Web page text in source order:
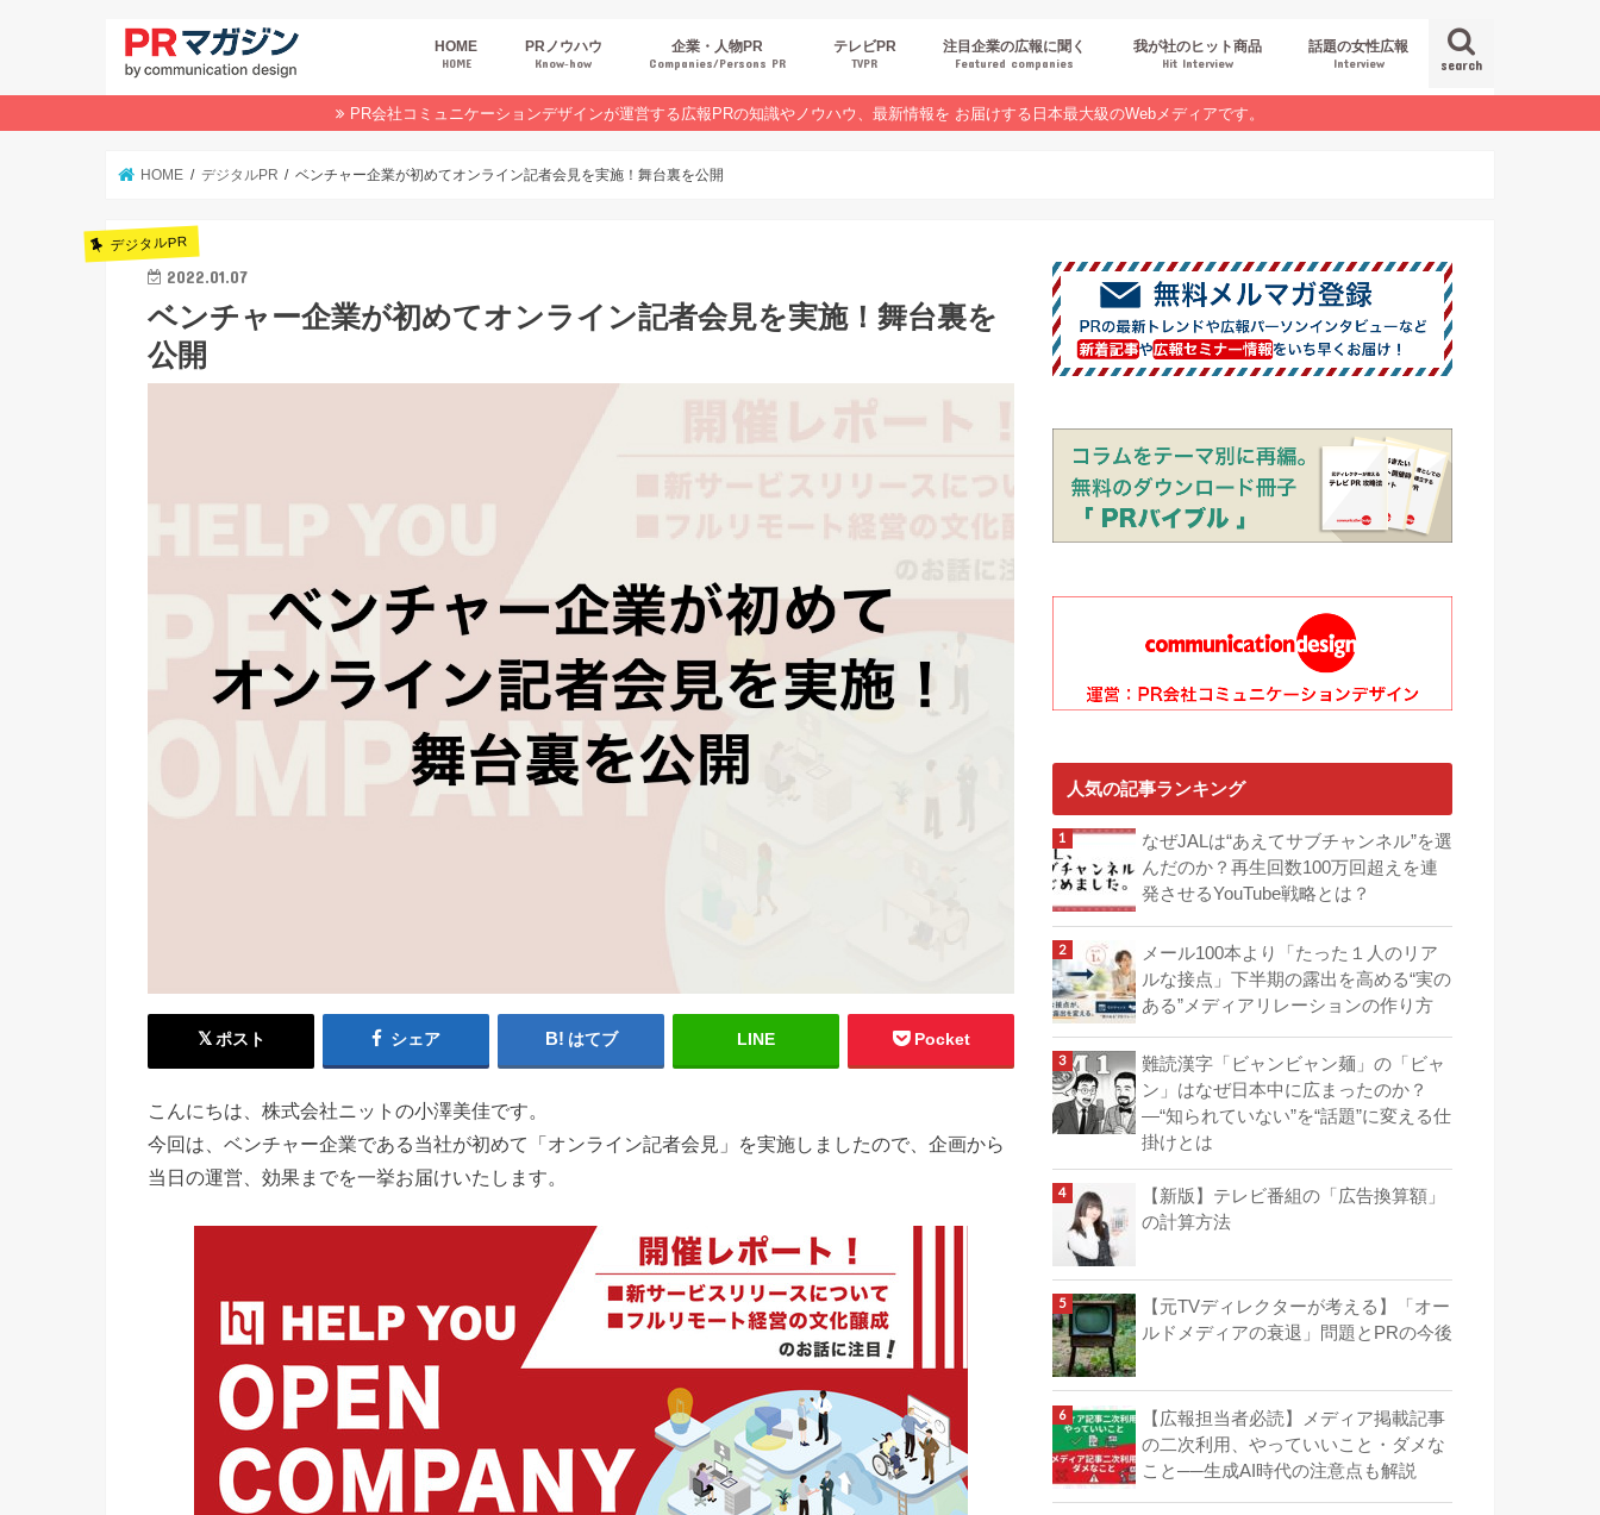
search
HOME
HOME
PRノウハウ
Know‐how
広報スキルUP
商品・サービスPR
デジタルPR
PRトレンド
イベントPR
業界コラム
オンラインセミナーレポート
企業・人物PR
Companies/Persons PR
テレビPR
TVPR
注目企業の広報に聞く
Featured companies
我が社のヒット商品
Hit Interview
話題の女性広報
Interview
PR会社コミュニケーションデザインが運営する広報PRの知識やノウハウ、最新情報を お届けする日本最大級のWebメディアです。
HOME デジタルPR ベンチャー企業が初めてオンライン記者会見を実施！舞台裏を公開
デジタルPR
2022.01.07
ベンチャー企業が初めてオンライン記者会見を実施！舞台裏を
公開
ポスト シェア はてブ LINE Pocket
こんにちは、株式会社ニットの小澤美佳です。
今回は、ベンチャー企業である当社が初めて「オンライン記者会見」を実施しましたので、企画から
当日の運営、効果までを一挙お届けいたします。
人気の記事ランキング
なぜJALは“あえてサブチャンネル”を選
んだのか？再生回数100万回超えを連
発させるYouTube戦略とは？
メール100本より「たった１人のリア
ルな接点」下半期の露出を高める“実の
ある”メディアリレーションの作り方
難読漢字「ビャンビャン麺」の「ビャ
ン」はなぜ日本中に広まったのか？
―“知られていない”を“話題”に変える仕
掛けとは
【新版】テレビ番組の「広告換算額」
の計算方法
【元TVディレクターが考える】「オー
ルドメディアの衰退」問題とPRの今後
【広報担当者必読】メディア掲載記事
の二次利用、やっていいこと・ダメな
こと──生成AI時代の注意点も解説